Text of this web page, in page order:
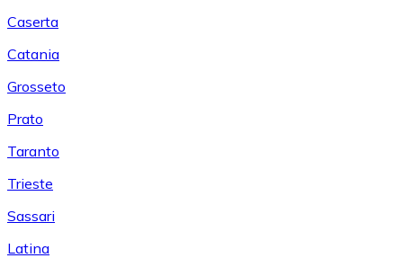
Caserta
Catania
Grosseto
Prato
Taranto
Trieste
Sassari
Latina